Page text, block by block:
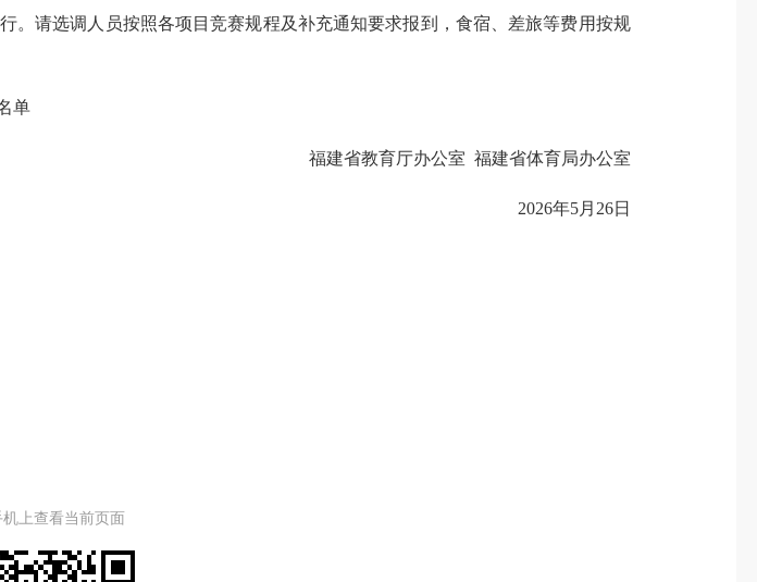
。请选调人员按照各项目竞赛规程及补充通知要求报到，食宿、差旅等费用按规
单
福建省教育厅办公室 福建省体育局办公室
2026年5月26日
上查看当前页面